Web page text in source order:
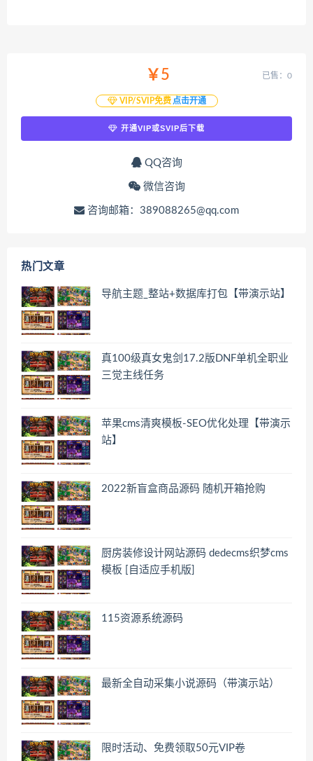
￥5
VIP/SVIP免费 点击开通
已售：0
开通VIP或SVIP后下载
QQ咨询
微信咨询
咨询邮箱：389088265@qq.com
热门文章
导航主题_整站+数据库打包【带演示站】
真100级真女鬼剑17.2版DNF单机全职业
三觉主线任务
苹果cms清爽模板-SEO优化处理【带演示
站】
2022新盲盒商品源码 随机开箱抢购
厨房装修设计网站源码 dedecms织梦cms
模板 [自适应手机版]
115资源系统源码
最新全自动采集小说源码（带演示站）
限时活动、免费领取50元VIP卷